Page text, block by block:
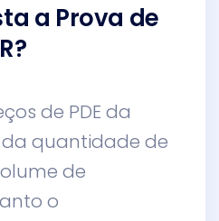
a Prova de
de PDE da
da quantidade de
de
o